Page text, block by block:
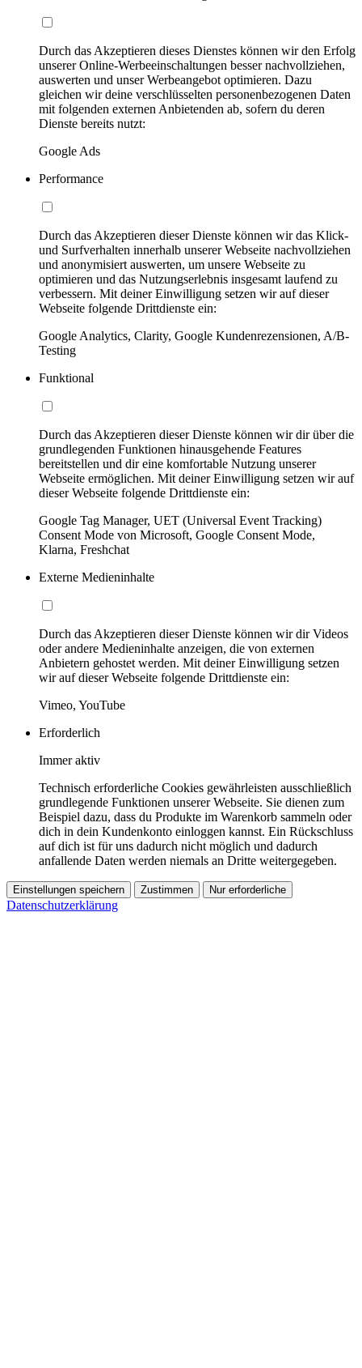
Durch das Akzeptieren dieses Dienstes können wir den Erfolg
unserer Online-Werbeeinschaltungen besser nachvollziehen,
auswerten und unser Werbeangebot optimieren. Dazu
gleichen wir deine verschlüsselten personenbezogenen Daten
mit folgenden externen Anbietenden ab, sofern du deren
Dienste bereits nutzt:
Google Ads
Performance
Durch das Akzeptieren dieser Dienste können wir das Klick-
und Surfverhalten innerhalb unserer Webseite nachvollziehen
und anonymisiert auswerten, um unsere Webseite zu
optimieren und das Nutzungserlebnis insgesamt laufend zu
verbessern. Mit deiner Einwilligung setzen wir auf dieser
Webseite folgende Drittdienste ein:
Google Analytics, Clarity, Google Kundenrezensionen, A/B-
Testing
Funktional
Durch das Akzeptieren dieser Dienste können wir dir über die
grundlegenden Funktionen hinausgehende Features
bereitstellen und dir eine komfortable Nutzung unserer
Webseite ermöglichen. Mit deiner Einwilligung setzen wir auf
dieser Webseite folgende Drittdienste ein:
Google Tag Manager, UET (Universal Event Tracking)
Consent Mode von Microsoft, Google Consent Mode,
Klarna, Freshchat
Externe Medieninhalte
Durch das Akzeptieren dieser Dienste können wir dir Videos
oder andere Medieninhalte anzeigen, die von externen
Anbietern gehostet werden. Mit deiner Einwilligung setzen
wir auf dieser Webseite folgende Drittdienste ein:
Vimeo, YouTube
Erforderlich
Immer aktiv
Technisch erforderliche Cookies gewährleisten ausschließlich
grundlegende Funktionen unserer Webseite. Sie dienen zum
Beispiel dazu, dass du Produkte im Warenkorb sammeln oder
dich in dein Kundenkonto einloggen kannst. Ein Rückschluss
auf dich ist für uns dadurch nicht möglich und dadurch
anfallende Daten werden niemals an Dritte weitergegeben.
Einstellungen speichern Zustimmen Nur erforderliche
Datenschutzerklärung